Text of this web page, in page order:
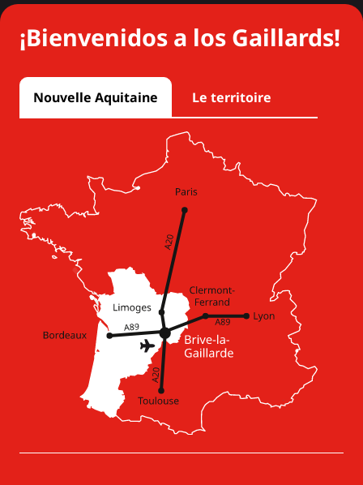
¡Bienvenidos a los Gaillards!
Nouvelle Aquitaine Le territoire